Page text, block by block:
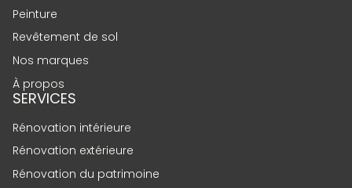
Peinture
Revêtement de sol
Nos marques
À propos
SERVICES
Rénovation intérieure
Rénovation extérieure
Rénovation du patrimoine